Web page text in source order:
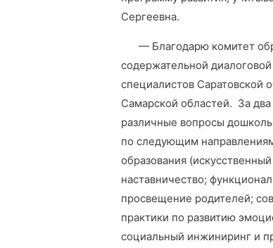
Сергеевна.
— Благодарю комитет
содержательной
специалистов Саратовской
Самарской областей. За
различные вопросы
по следующим
образования
наставничество;
просвещение родителей;
практики по развитию
социальный инжиниринг и